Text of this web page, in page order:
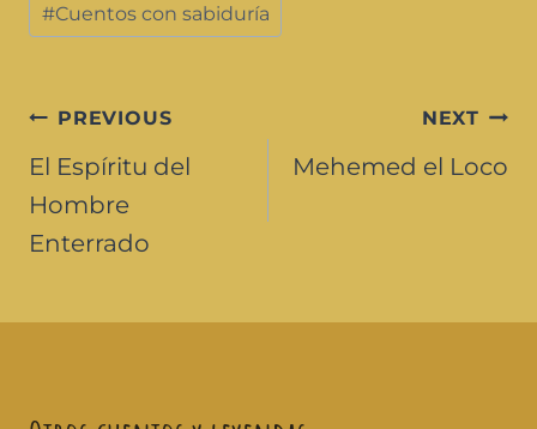
#Cuentos con sabiduría
PREVIOUS
El Espíritu del
Hombre
Enterrado
NEXT
Mehemed el Loco